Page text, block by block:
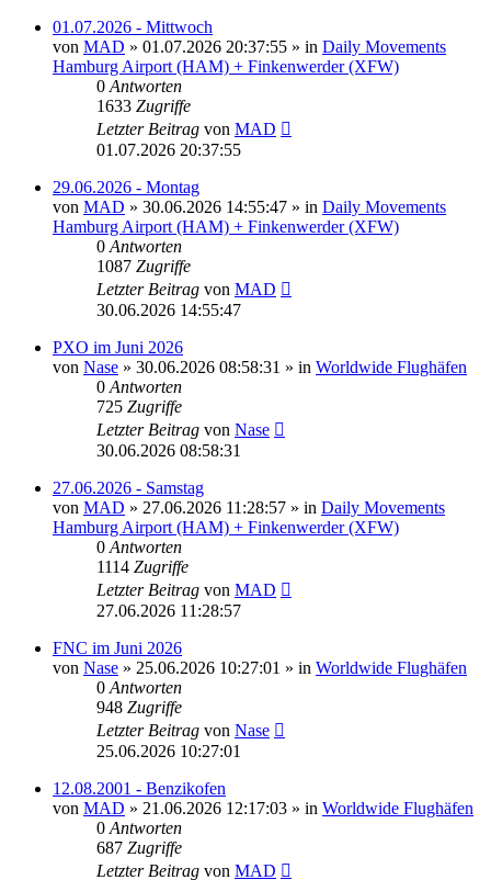
01.07.2026 - Mittwoch
von MAD » 01.07.2026 20:37:55 » in Daily Movements
Hamburg Airport (HAM) + Finkenwerder (XFW)
0 Antworten
1633 Zugriffe
Letzter Beitrag von MAD
01.07.2026 20:37:55
29.06.2026 - Montag
von MAD » 30.06.2026 14:55:47 » in Daily Movements
Hamburg Airport (HAM) + Finkenwerder (XFW)
0 Antworten
1087 Zugriffe
Letzter Beitrag von MAD
30.06.2026 14:55:47
PXO im Juni 2026
von Nase » 30.06.2026 08:58:31 » in Worldwide Flughäfen
0 Antworten
725 Zugriffe
Letzter Beitrag von Nase
30.06.2026 08:58:31
27.06.2026 - Samstag
von MAD » 27.06.2026 11:28:57 » in Daily Movements
Hamburg Airport (HAM) + Finkenwerder (XFW)
0 Antworten
1114 Zugriffe
Letzter Beitrag von MAD
27.06.2026 11:28:57
FNC im Juni 2026
von Nase » 25.06.2026 10:27:01 » in Worldwide Flughäfen
0 Antworten
948 Zugriffe
Letzter Beitrag von Nase
25.06.2026 10:27:01
12.08.2001 - Benzikofen
von MAD » 21.06.2026 12:17:03 » in Worldwide Flughäfen
0 Antworten
687 Zugriffe
Letzter Beitrag von MAD